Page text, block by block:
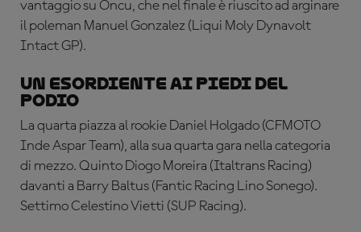
vantaggio su Oncu, che nel finale è riuscito ad arginare
il poleman Manuel Gonzalez (Liqui Moly Dynavolt
Intact GP).
Un esordiente ai piedi del
podio
La quarta piazza al rookie Daniel Holgado (CFMOTO
Inde Aspar Team), alla sua quarta gara nella categoria
di mezzo. Quinto Diogo Moreira (Italtrans Racing)
davanti a Barry Baltus (Fantic Racing Lino Sonego).
Settimo Celestino Vietti (SUP Racing).